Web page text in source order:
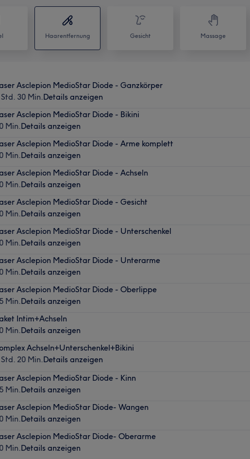
Haarentfernung Gesicht Massage
Asclepion MedioStar Diode - Ganzkörper
Std. 30 Min.Details anzeigen
Asclepion MedioStar Diode - Bikini
Min.Details anzeigen
Asclepion MedioStar Diode - Arme komplett
Min.Details anzeigen
Asclepion MedioStar Diode - Achseln
Min.Details anzeigen
Asclepion MedioStar Diode - Gesicht
Min.Details anzeigen
Asclepion MedioStar Diode - Unterschenkel
Min.Details anzeigen
Asclepion MedioStar Diode - Unterarme
Min.Details anzeigen
Asclepion MedioStar Diode - Oberlippe
Min.Details anzeigen
Intim+Achseln
Min.Details anzeigen
Achseln+Unterschenkel+Bikini
Std. 20 Min.Details anzeigen
Asclepion MedioStar Diode - Kinn
Min.Details anzeigen
Asclepion MedioStar Diode- Wangen
Min.Details anzeigen
Asclepion MedioStar Diode- Oberarme
Min.Details anzeigen